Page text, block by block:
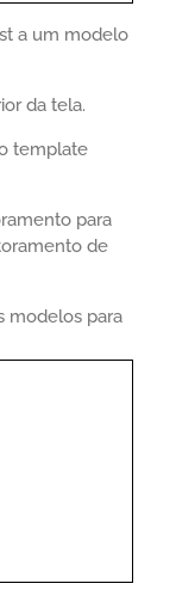
a um modelo
da tela.
template
para
de
modelos para